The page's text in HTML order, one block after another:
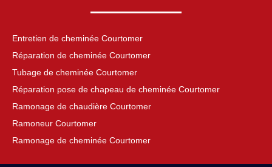
Entretien de cheminée Courtomer
Réparation de cheminée Courtomer
Tubage de cheminée Courtomer
Réparation pose de chapeau de cheminée Courtomer
Ramonage de chaudière Courtomer
Ramoneur Courtomer
Ramonage de cheminée Courtomer